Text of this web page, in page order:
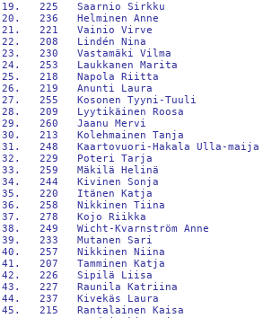
19.   225   Saarnio Sirkku
20.   236   Helminen Anne
21.   221   Vainio Virve
22.   208   Lindén Nina
23.   230   Vastamäki Vilma
24.   253   Laukkanen Marita
25.   218   Napola Riitta
26.   219   Anunti Laura
27.   255   Kosonen Tyyni-Tuuli
28.   209   Lyytikäinen Roosa
29.   260   Jaanu Mervi
30.   213   Kolehmainen Tanja
31.   248   Kaartovuori-Hakala Ulla-
32.   229   Poteri Tarja
33.   259   Mäkilä Helinä
34.   244   Kivinen Sonja
35.   220   Itänen Katja
36.   258   Nikkinen Tiina
37.   278   Kojo Riikka
38.   249   Wicht-Kvarnström Anne
39.   233   Mutanen Sari
40.   257   Nikkinen Niina
41.   207   Tamminen Katja
42.   226   Sipilä Liisa
43.   227   Raunila Katriina
44.   237   Kivekäs Laura
45.   215   Rantalainen Kaisa